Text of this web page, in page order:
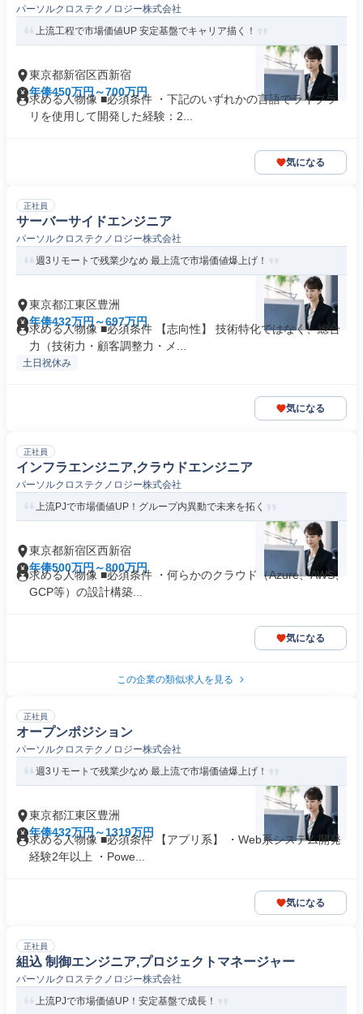
パーソルクロステクノロジー株式会社
上流工程で市場価値UP 安定基盤でキャリア描く！
東京都新宿区西新宿
年俸450万円～700万円
求める人物像 ■必須条件 ・下記のいずれかの言語でライブラ
リを使用して開発した経験：2...
気になる
正社員
サーバーサイドエンジニア
パーソルクロステクノロジー株式会社
週3リモートで残業少なめ 最上流で市場価値爆上げ！
東京都江東区豊洲
年俸432万円～697万円
求める人物像 ■必須条件 【志向性】 技術特化ではなく、総合
力（技術力・顧客調整力・メ...
土日祝休み
気になる
正社員
インフラエンジニア,クラウドエンジニア
パーソルクロステクノロジー株式会社
上流PJで市場価値UP！グループ内異動で未来を拓く
東京都新宿区西新宿
年俸500万円～800万円
求める人物像 ■必須条件 ・何らかのクラウド（Azure、AWS、
GCP等）の設計構築...
気になる
この企業の類似求人を見る
正社員
オープンポジション
パーソルクロステクノロジー株式会社
週3リモートで残業少なめ 最上流で市場価値爆上げ！
東京都江東区豊洲
年俸432万円～1319万円
求める人物像 ■必須条件 【アプリ系】 ・Web系システム開発
経験2年以上 ・Powe...
気になる
正社員
組込 制御エンジニア,プロジェクトマネージャー
パーソルクロステクノロジー株式会社
上流PJで市場価値UP！安定基盤で成長！